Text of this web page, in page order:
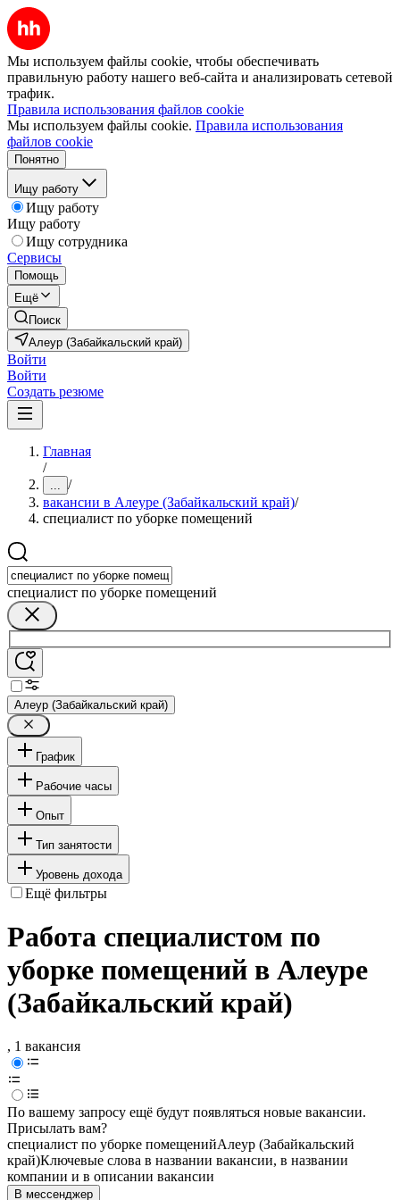
Мы используем файлы cookie, чтобы обеспечивать
правильную работу нашего веб-сайта и анализировать сетевой
трафик.
Правила использования файлов cookie
Мы используем файлы cookie. Правила использования
файлов cookie
Понятно
Ищу работу
Ищу работу
Ищу работу
Ищу сотрудника
Сервисы
Помощь
Ещё
Поиск
Алеур (Забайкальский край)
Войти
Войти
Создать резюме
Главная
/
... /
вакансии в Алеуре (Забайкальский край)/
специалист по уборке помещений
специалист по уборке помещений
Алеур (Забайкальский край)
График
Рабочие часы
Опыт
Тип занятости
Уровень дохода
Ещё фильтры
Работа специалистом по
уборке помещений в Алеуре
(Забайкальский край)
, 1 вакансия
По вашему запросу ещё будут появляться новые вакансии.
Присылать вам?
специалист по уборке помещенийАлеур (Забайкальский
край)Ключевые слова в названии вакансии, в названии
компании и в описании вакансии
В мессенджер